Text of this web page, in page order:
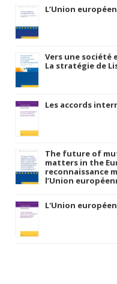
L’Union
Vers une société
La stratégie de
Les accords
The future of
matters in the
reconnaissance
l’Union
L'Union